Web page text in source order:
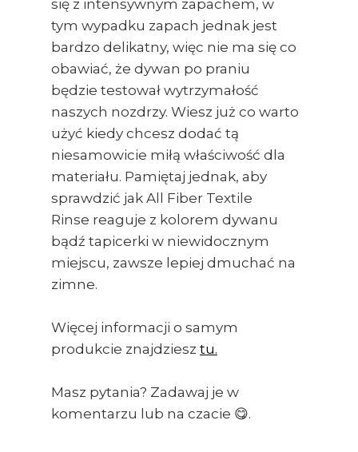
się z intensywnym zapachem, w
tym wypadku zapach jednak jest
bardzo delikatny, więc nie ma się co
obawiać, że dywan po praniu
będzie testował wytrzymałość
naszych nozdrzy. Wiesz już co warto
użyć kiedy chcesz dodać tą
niesamowicie miłą właściwość dla
materiału. Pamiętaj jednak, aby
sprawdzić jak All Fiber Textile
Rinse reaguje z kolorem dywanu
bądź tapicerki w niewidocznym
miejscu, zawsze lepiej dmuchać na
zimne.
Więcej informacji o samym
produkcie znajdziesz tu.
Masz pytania? Zadawaj je w
komentarzu lub na czacie 😋.